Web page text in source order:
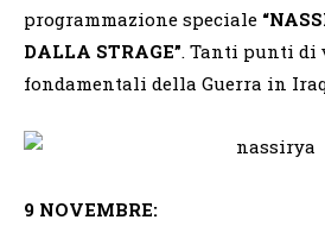
programmazione speciale
DALLA STRAGE”. Tanti punti di
fondamentali della Guerra in
9 NOVEMBRE: